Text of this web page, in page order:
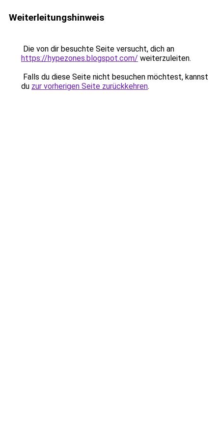
Weiterleitungshinweis
Die von dir besuchte Seite versucht, dich an
https://hypezones.blogspot.com/ weiterzuleiten.
Falls du diese Seite nicht besuchen möchtest, kannst
du zur vorherigen Seite zurückkehren.